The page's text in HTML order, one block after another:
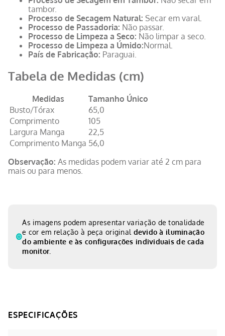
tambor.
Processo de Secagem Natural: Secar em varal.
Processo de Passadoria: Não passar.
Processo de Limpeza a Seco: Não limpar a seco.
Processo de Limpeza a Úmido:Normal.
País de Fabricação: Paraguai.
Tabela de Medidas (cm)
Medidas
Tamanho Único
Busto/Tórax
65,0
Comprimento
105
Largura Manga
22,5
Comprimento Manga 56,0
Observação: As medidas podem variar até 2 cm para
mais ou para menos.
As imagens podem apresentar variação de tonalidade
e cor em relação à peça original devido à iluminação
do ambiente e às configurações individuais de cada
monitor.